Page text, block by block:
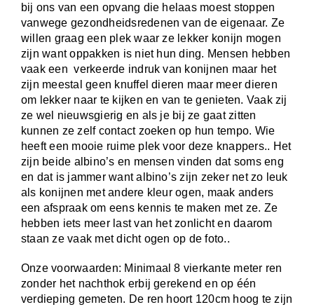
bij ons van een opvang die helaas moest stoppen
vanwege gezondheidsredenen van de eigenaar. Ze
willen graag een plek waar ze lekker konijn mogen
zijn want oppakken is niet hun ding. Mensen hebben
vaak een verkeerde indruk van konijnen maar het
zijn meestal geen knuffel dieren maar meer dieren
om lekker naar te kijken en van te genieten. Vaak zij
ze wel nieuwsgierig en als je bij ze gaat zitten
kunnen ze zelf contact zoeken op hun tempo. Wie
heeft een mooie ruime plek voor deze knappers.. Het
zijn beide albino’s en mensen vinden dat soms eng
en dat is jammer want albino’s zijn zeker net zo leuk
als konijnen met andere kleur ogen, maak anders
een afspraak om eens kennis te maken met ze. Ze
hebben iets meer last van het zonlicht en daarom
staan ze vaak met dicht ogen op de foto..
Onze voorwaarden: Minimaal 8 vierkante meter ren
zonder het nachthok erbij gerekend en op één
verdieping gemeten. De ren hoort 120cm hoog te zijn